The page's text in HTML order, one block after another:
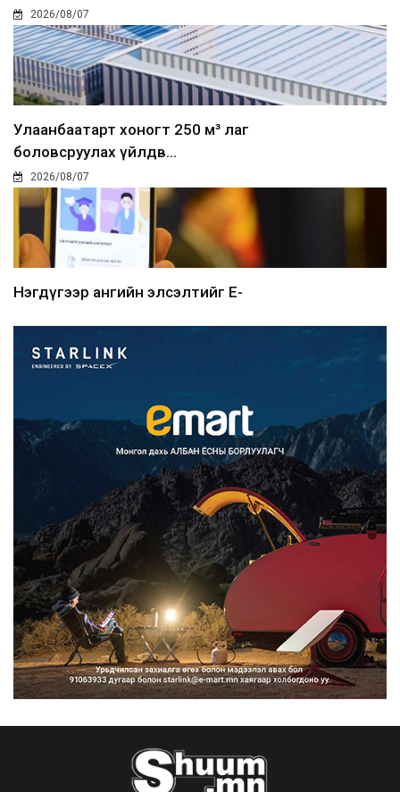
2026/08/07
Улаанбаатарт хоногт 250 м³ лаг
боловсруулах үйлдв...
2026/08/07
Нэгдүгээр ангийн элсэлтийг E-
Францад иргэд рүү зөвшөөрөлгүй
сурталчилгааны дууд...
2026/08/07
Нийтийн тээврийн Ч:19А чиглэлийн
замналд түр хугац...
2026/08/07
Автомашины улсын дугаар сондгой